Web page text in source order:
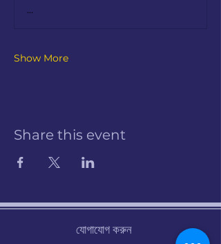
...
Show More
Share this event
যোগাযোগ করুন